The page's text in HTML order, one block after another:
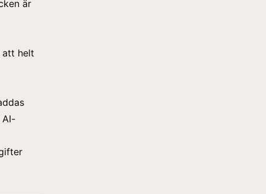
är
att helt
AI-